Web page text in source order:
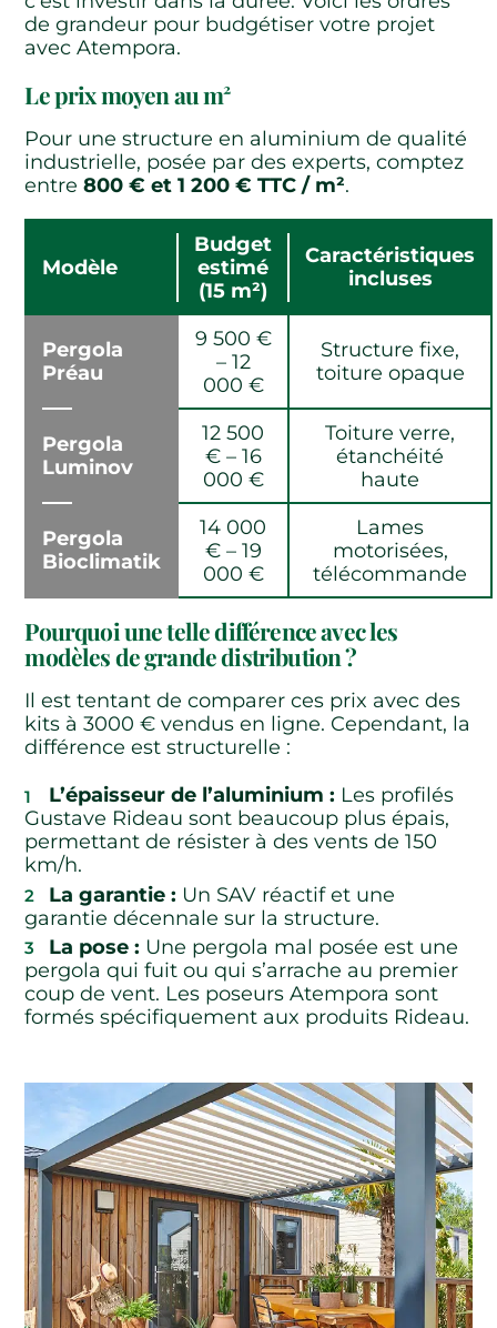
de grandeur pour budgétiser votre projet
avec Atempora.
Le prix moyen au m²
Pour une structure en aluminium de qualité
industrielle, posée par des experts, comptez
entre800 € et 1 200 € TTC / m².
Modèle
Budget
estimé
(15 m²)
Caractéristiques
incluses
Pergola
Préau
9 500 €
– 12
000 €
Structure fixe,
toiture opaque
Pergola
Luminov
12 500
€ – 16
000 €
Toiture verre,
étanchéité
haute
Pergola
Bioclimatik
14 000
€ – 19
000 €
Lames
motorisées,
télécommande
Pourquoi une telle différence avec les
modèles de grande distribution ?
Il est tentant de comparer ces prix avec des
kits à 3000 € vendus en ligne. Cependant, la
différence est structurelle :
L’épaisseur de l’aluminium : Les profilés
Gustave Rideau sont beaucoup plus épais,
permettant de résister à des vents de 150
km/h.
La garantie : Un SAV réactif et une
garantie décennale sur la structure.
La pose : Une pergola mal posée est une
pergola qui fuit ou qui s’arrache au premier
coup de vent. Les poseurs Atempora sont
formés spécifiquement aux produits Rideau.